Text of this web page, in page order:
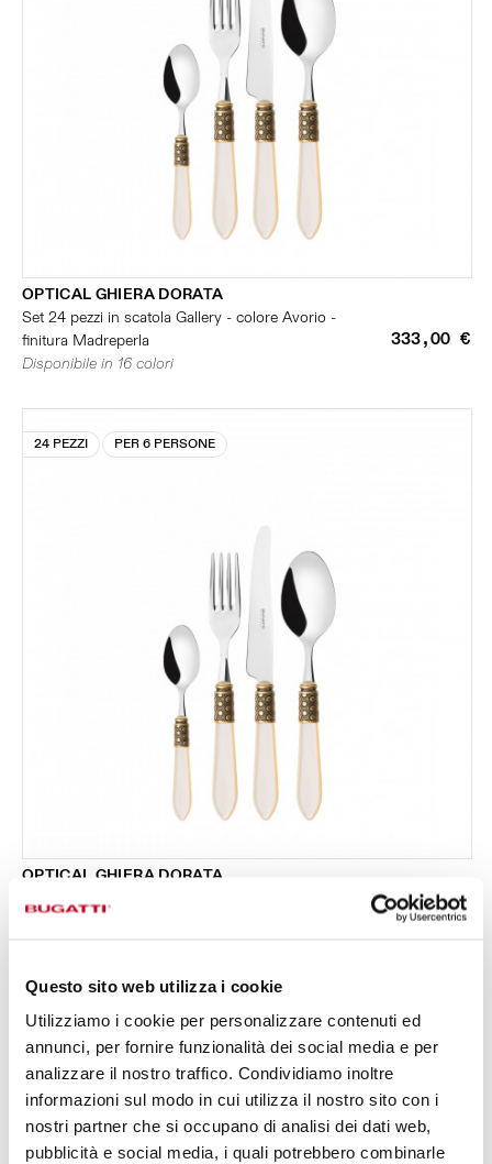
Questo sito web utilizza i cookie
Utilizziamo i cookie per personalizzare contenuti ed
annunci, per fornire funzionalità dei social media e per
analizzare il nostro traffico. Condividiamo inoltre
informazioni sul modo in cui utilizza il nostro sito con i
nostri partner che si occupano di analisi dei dati web,
pubblicità e social media, i quali potrebbero combinarle
OPTICAL GHIERA DORATA
Set 24 pezzi in scatola Gallery - colore Avorio -
finitura Madreperla
333,00 €
Disponibile in 16 colori
24 PEZZI PER 6 PERSONE
OPTICAL GHIERA DORATA
333,00 €
24 PEZZI PER 6 PERSONE